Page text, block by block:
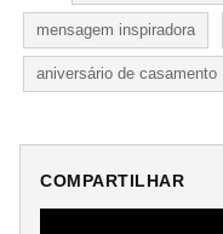
mensagem inspiradora
aniversário de casamento
COMPARTILHAR